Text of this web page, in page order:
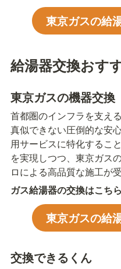
東京ガスの給
給湯器交換おす
東京ガスの機器交換
首都圏のインフラを支え
真似できない圧倒的な安
用サービスに特化するこ
を実現しつつ、東京ガス
ロによる高品質な施工が
ガス給湯器の交換はこちら
東京ガスの給
交換できるくん